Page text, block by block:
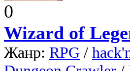
0
Wizard of
Жанр: RPG /